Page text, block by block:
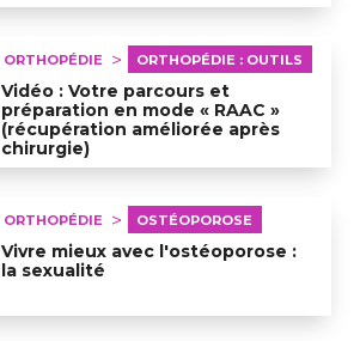
ORTHOPÉDIE ORTHOPÉDIE : OUTILS
Vidéo : Votre parcours et
préparation en mode « RAAC »
(récupération améliorée après
chirurgie)
ORTHOPÉDIE OSTÉOPOROSE
Vivre mieux avec l'ostéoporose :
la sexualité